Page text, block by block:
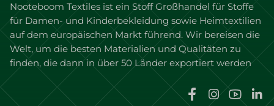
Nooteboom Textiles ist ein Stoff Großhandel für Stoffe
für Damen- und Kinderbekleidung sowie Heimtextilien
auf dem europäischen Markt führend. Wir bereisen die
Welt, um die besten Materialien und Qualitäten zu
finden, die dann in über 50 Länder exportiert werden
Facebook